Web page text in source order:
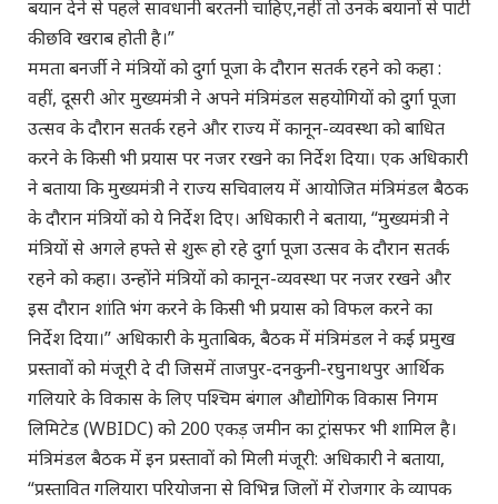
बयान देने से पहले सावधानी बरतनी चाहिए,नहीं तो उनके बयानों से पार्टी
की छवि खराब होती है।”
ममता बनर्जी ने मंत्रियों को दुर्गा पूजा के दौरान सतर्क रहने को कहा :
वहीं, दूसरी ओर मुख्यमंत्री ने अपने मंत्रिमंडल सहयोगियों को दुर्गा पूजा
उत्सव के दौरान सतर्क रहने और राज्य में कानून-व्यवस्था को बाधित
करने के किसी भी प्रयास पर नजर रखने का निर्देश दिया। एक अधिकारी
ने बताया कि मुख्यमंत्री ने राज्य सचिवालय में आयोजित मंत्रिमंडल बैठक
के दौरान मंत्रियों को ये निर्देश दिए। अधिकारी ने बताया, “मुख्यमंत्री ने
मंत्रियों से अगले हफ्ते से शुरू हो रहे दुर्गा पूजा उत्सव के दौरान सतर्क
रहने को कहा। उन्होंने मंत्रियों को कानून-व्यवस्था पर नजर रखने और
इस दौरान शांति भंग करने के किसी भी प्रयास को विफल करने का
निर्देश दिया।” अधिकारी के मुताबिक, बैठक में मंत्रिमंडल ने कई प्रमुख
प्रस्तावों को मंजूरी दे दी जिसमें ताजपुर-दनकुनी-रघुनाथपुर आर्थिक
गलियारे के विकास के लिए पश्चिम बंगाल औद्योगिक विकास निगम
लिमिटेड (WBIDC) को 200 एकड़ जमीन का ट्रांसफर भी शामिल है।
मंत्रिमंडल बैठक में इन प्रस्तावों को मिली मंजूरी: अधिकारी ने बताया,
“प्रस्तावित गलियारा परियोजना से विभिन्न जिलों में रोजगार के व्यापक